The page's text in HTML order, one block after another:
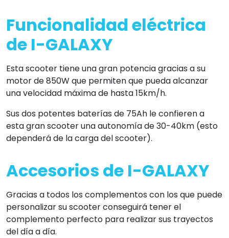
Funcionalidad eléctrica
de I-GALAXY
Esta scooter tiene una gran potencia gracias a su
motor de 850W que permiten que pueda alcanzar
una velocidad máxima de hasta 15km/h.
Sus dos potentes baterías de 75Ah le confieren a
esta gran scooter una autonomía de 30-40km (esto
dependerá de la carga del scooter).
Accesorios de I-GALAXY
Gracias a todos los complementos con los que puede
personalizar su scooter conseguirá tener el
complemento perfecto para realizar sus trayectos
del día a día.